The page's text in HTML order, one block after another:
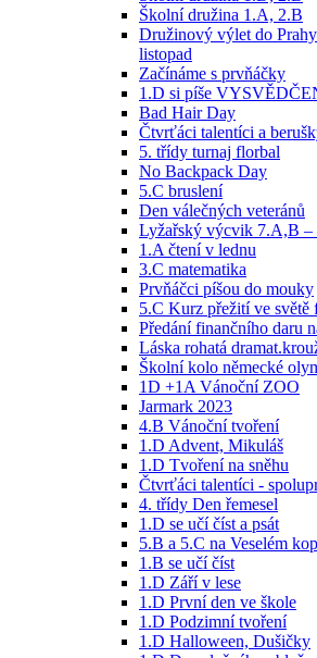
Školní družina 1.A, 2.B
Družinový výlet do
listopad
Začínáme s prvňáčky
1.D si píše
Bad Hair Day
Čtvrťáci talentíci a
5. třídy turnaj florbal
No Backpack Day
5.C bruslení
Den válečných veteránů
Lyžařský výcvik 7.A,B –
1.A čtení v lednu
3.C matematika
Prvňáčci píšou do mouky
5.C Kurz přežití ve světě
Předání finančního daru
Láska rohatá
Školní kolo německé
1D +1A Vánoční ZOO
Jarmark 2023
4.B Vánoční tvoření
1.D Advent, Mikuláš
1.D Tvoření na sněhu
Čtvrťáci talentíci -
4. třídy Den řemesel
1.D se učí číst a psát
5.B a 5.C na Veselém
1.B se učí číst
1.D Září v lese
1.D První den ve škole
1.D Podzimní tvoření
1.D Halloween, Dušičky